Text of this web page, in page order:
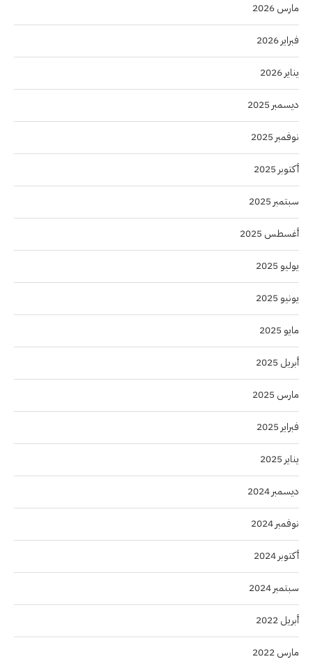
مارس 2026
فبراير 2026
يناير 2026
ديسمبر 2025
نوفمبر 2025
أكتوبر 2025
سبتمبر 2025
أغسطس 2025
يوليو 2025
يونيو 2025
مايو 2025
أبريل 2025
مارس 2025
فبراير 2025
يناير 2025
ديسمبر 2024
نوفمبر 2024
أكتوبر 2024
سبتمبر 2024
أبريل 2022
مارس 2022